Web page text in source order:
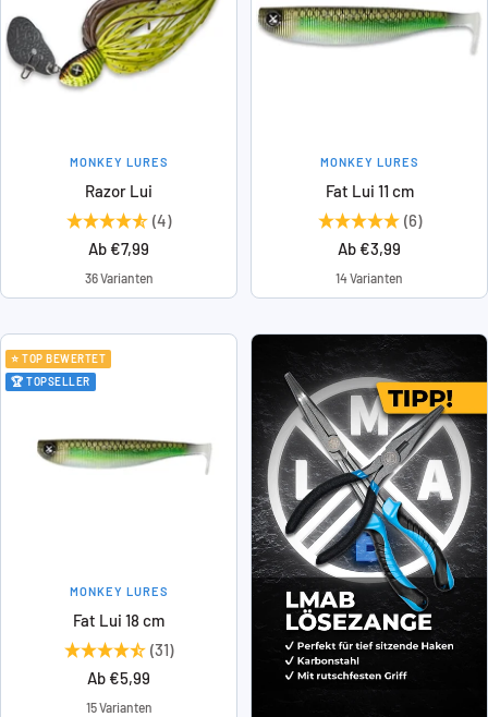
MONKEY LURES
Razor Lui
(4)
Angebotspreis
Ab €7,99
36 Varianten
MONKEY LURES
Fat Lui 11 cm
(6)
Angebotspreis
Ab €3,99
14 Varianten
⭐ TOP BEWERTET
🏆 TOPSELLER
MONKEY LURES
Fat Lui 18 cm
(31)
Angebotspreis
Ab €5,99
15 Varianten